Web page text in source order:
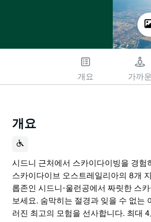
개요 가까운
개요
시드니 근처에서 스카이다이빙을 경험
스카이다이브 오스트레일리아의 8개
롭존인 시드니-울런공에서 짜릿한 스
보세요. 숨막히는 절경과 잊을 수 없는
러진 최고의 모험을 선사합니다. 최대